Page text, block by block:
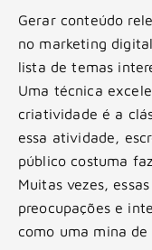
Gerar conteúdo
no marketing
lista de temas
Uma técnica
criatividade é a
essa atividade,
público costuma
Muitas vezes,
preocupações e
como uma mina